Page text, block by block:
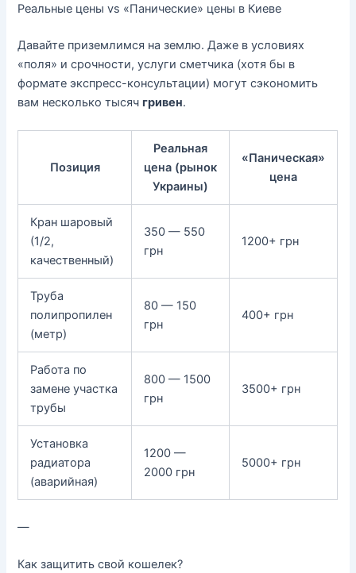
Реальные цены vs «Панические» цены в Киеве
Давайте приземлимся на землю. Даже в условиях
«поля» и срочности,услуги сметчика (хотя бы в
формате экспресс-консультации) могут сэкономить
вам несколько тысячгривен.
Позиция
Реальная
цена (рынок
Украины)
«Паническая»
цена
Кран шаровый
(1/2,
качественный)
350 — 550
грн
1200+ грн
Труба
полипропилен
(метр)
80 — 150
грн
400+ грн
Работа по
замене участка
трубы
800 — 1500
грн
3500+ грн
Установка
радиатора
(аварийная)
1200 —
2000 грн
5000+ грн
—
Как защитить свой кошелек?